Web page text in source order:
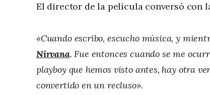
El director de la película conversó con
«Cuando escribo, escucho música, y
Nirvana. Fue entonces cuando se me
playboy que hemos visto antes, hay otra
convertido en un recluso».